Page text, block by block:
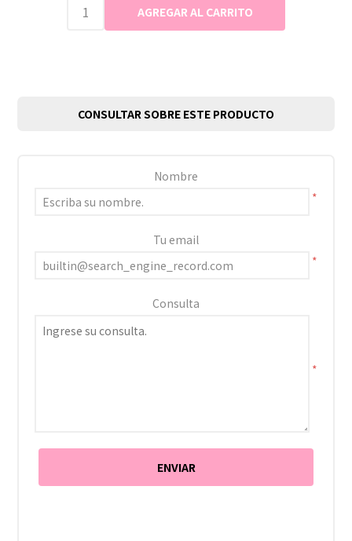
CONSULTAR SOBRE ESTE PRODUCTO
Nombre
*
Tu email
*
Consulta
*